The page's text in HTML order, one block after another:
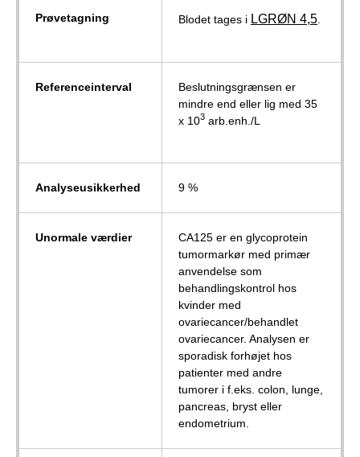
Prøvetagning Blodet tages i LGRØN 4,5
Referenceinterval
Beslutningsgrænsen er
mindre end eller lig med 35
x 103 arb.enh./L
Analyseusikkerhed 9 %
Unormale værdier
CA125 er en glycoprotein
tumormarkør med primær
anvendelse som
behandlingskontrol hos
kvinder med
ovariecancer/behandlet
ovariecancer. Analysen er
sporadisk forhøjet hos
patienter med andre
tumorer i f.eks. colon, lunge,
pancreas, bryst eller
endometrium.